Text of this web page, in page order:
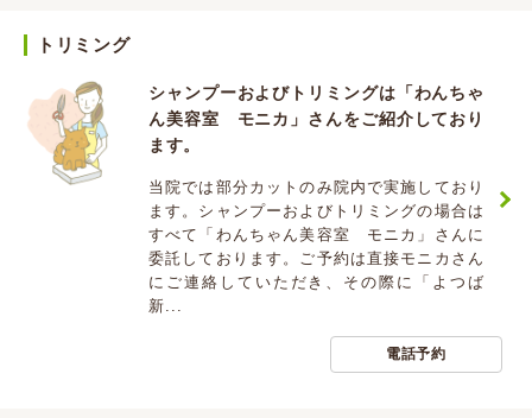
トリミング
シャンプーおよびトリミングは「わんちゃ
ん美容室 モニカ」さんをご紹介しており
ます。
当院では部分カットのみ院内で実施しており
ます。シャンプーおよびトリミングの場合は
すべて「わんちゃん美容室 モニカ」さんに
委託しております。ご予約は直接モニカさん
にご連絡していただき、その際に「よつば
新...
電話予約